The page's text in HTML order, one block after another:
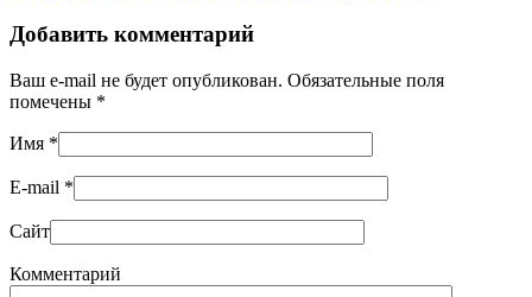
Добавить комментарий
Ваш e-mail не будет опубликован. Обязательные поля
помечены *
Имя *
E-mail *
Сайт
Комментарий